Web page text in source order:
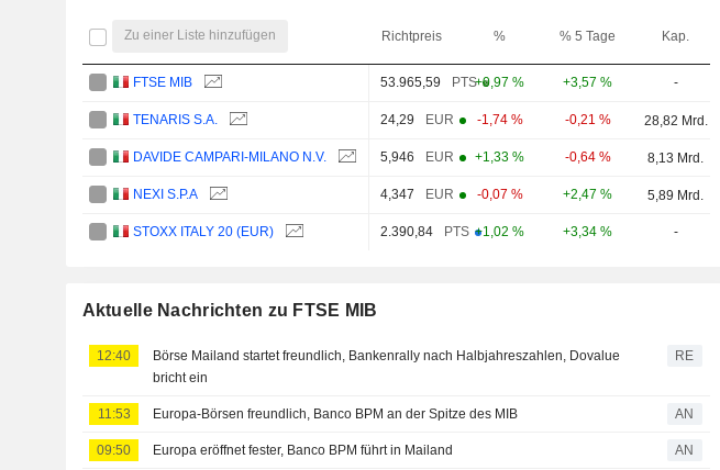
Zu einer Liste hinzufügen Richtpreis % % 5 Tage Kap.
FTSE MIB 53.965,59 PTS+0,97 % +3,57 % -
TENARIS S.A. 24,29 EUR -1,74 % -0,21 % 28,82 Mrd.
DAVIDE CAMPARI-MILANO N.V. 5,946 EUR +1,33 % -0,64 % 8,13 Mrd.
NEXI S.P.A 4,347 EUR -0,07 % +2,47 % 5,89 Mrd.
STOXX ITALY 20 (EUR) 2.390,84 PTS +1,02 % +3,34 % -
Aktuelle Nachrichten zu FTSE MIB
12:40
Börse Mailand startet freundlich, Bankenrally nach Halbjahreszahlen, Dovalue
bricht ein
RE
11:53 Europa-Börsen freundlich, Banco BPM an der Spitze des MIB AN
09:50 Europa eröffnet fester, Banco BPM führt in Mailand AN